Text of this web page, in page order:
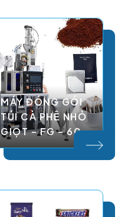
MÁY ĐÓNG GÓI
TÚI CÀ PHÊ NHỎ
GIỌT – FG – 60